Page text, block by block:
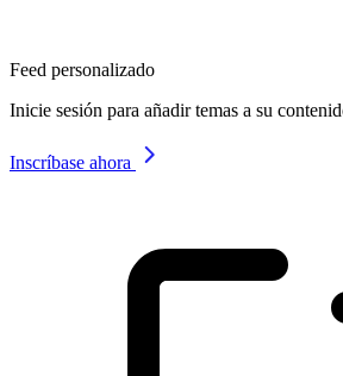
Feed personalizado
Inicie sesión para añadir temas a su
Inscríbase ahora